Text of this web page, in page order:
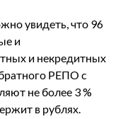
увидеть, что 96
и
и некредитных
РЕПО с
не более 3 %
в рублях.